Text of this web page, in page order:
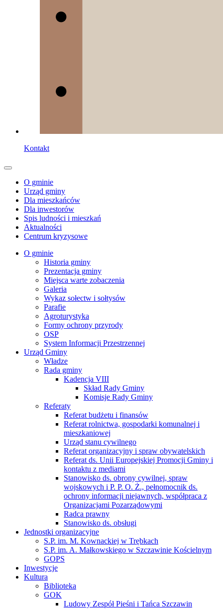
Kontakt
O gminie
Urząd gminy
Dla mieszkańców
Dla inwestorów
Spis ludności i mieszkań
Aktualności
Centrum kryzysowe
O gminie
Historia gminy
Prezentacja gminy
Miejsca warte zobaczenia
Galeria
Wykaz sołectw i sołtysów
Parafie
Agroturystyka
Formy ochrony przyrody
OSP
System Informacji Przestrzennej
Urząd Gminy
Władze
Rada gminy
Kadencja VIII
Skład Rady Gminy
Komisje Rady Gminy
Referaty
Referat budżetu i finansów
Referat rolnictwa, gospodarki komunalnej i
mieszkaniowej
Urząd stanu cywilnego
Referat organizacyjny i spraw obywatelskich
Referat ds. Unii Europejskiej Promocji Gminy i
kontaktu z mediami
Stanowisko ds. obrony cywilnej, spraw
wojskowych i P. P. O. Ż., pełnomocnik ds.
ochrony informacji niejawnych, współpraca z
Organizacjami Pozarządowymi
Radca prawny
Stanowisko ds. obsługi
Jednostki organizacyjne
S.P. im. M. Kownackiej w Trębkach
S.P. im. A. Małkowskiego w Szczawinie Kościelnym
GOPS
Inwestycje
Kultura
Biblioteka
GOK
Ludowy Zespół Pieśni i Tańca Szczawin